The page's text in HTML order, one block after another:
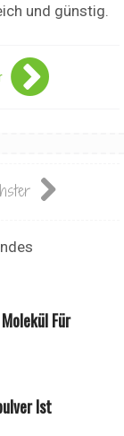
und günstig.
Für
Ist